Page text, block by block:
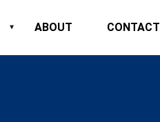
ABOUT CONTACT